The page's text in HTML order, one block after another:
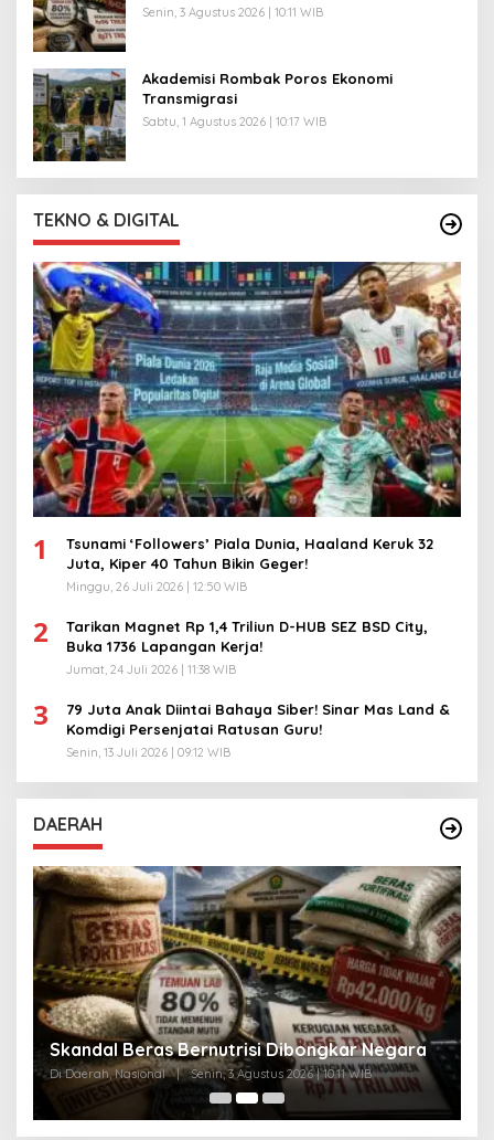
Senin, 3 Agustus 2026 | 10:11 WIB
Akademisi Rombak Poros Ekonomi
Transmigrasi
Sabtu, 1 Agustus 2026 | 10:17 WIB
TEKNO & DIGITAL
1
Tsunami ‘Followers’ Piala Dunia, Haaland Keruk 32
Juta, Kiper 40 Tahun Bikin Geger!
Minggu, 26 Juli 2026 | 12:50 WIB
2
Tarikan Magnet Rp 1,4 Triliun D-HUB SEZ BSD City,
Buka 1736 Lapangan Kerja!
Jumat, 24 Juli 2026 | 11:38 WIB
3
79 Juta Anak Diintai Bahaya Siber! Sinar Mas Land &
Komdigi Persenjatai Ratusan Guru!
Senin, 13 Juli 2026 | 09:12 WIB
DAERAH
Skandal Beras Bernutrisi Dibongkar Negara
Di Daerah, Nasional | Senin, 3 Agustus 2026 | 10:11 WIB